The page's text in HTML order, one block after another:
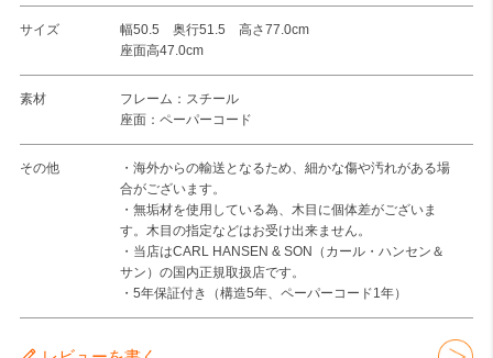
サイズ
幅50.5 奥行51.5 高さ77.0cm
座面高47.0cm
素材
フレーム：スチール
座面：ペーパーコード
その他
・海外からの輸送となるため、細かな傷や汚れがある場
合がございます。
・無垢材を使用している為、木目に個体差がございま
す。木目の指定などはお受け出来ません。
・当店はCARL HANSEN & SON（カール・ハンセン＆
サン）の国内正規取扱店です。
・5年保証付き（構造5年、ペーパーコード1年）